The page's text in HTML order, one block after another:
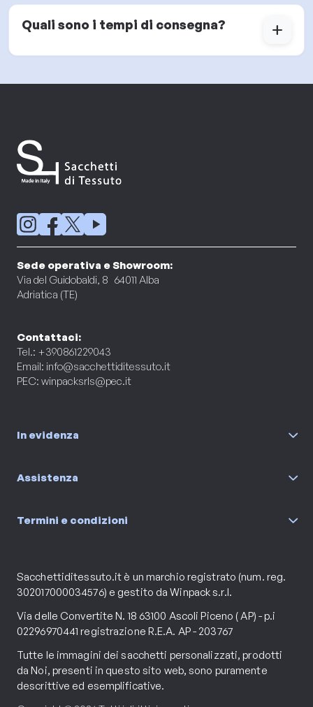
Quali sono i tempi di consegna? add
Sede operativa e Showroom:
Via del Guidobaldi, 8 64011 Alba
Adriatica (TE)
Contattaci:
Tel.: +390861229043
Email: info@sacchettiditessuto.it
PEC: winpacksrls@pec.it
In evidenza
Assistenza
Termini e condizioni
Sacchettiditessuto.it è un marchio registrato (num. reg.
302017000034576) e gestito da Winpack s.r.l.
Via delle Convertite N. 18 63100 Ascoli Piceno ( AP) - p.i
02296970441 registrazione R.E.A. AP - 203767
Tutte le immagini dei sacchetti personalizzati, prodotti
da Noi, presenti in questo sito web, sono puramente
descrittive ed esemplificative.